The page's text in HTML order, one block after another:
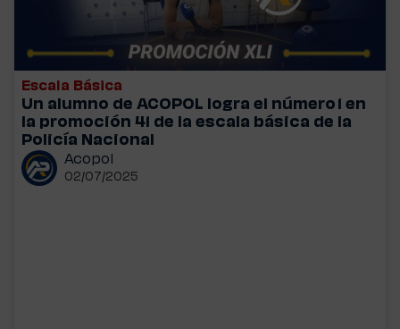
Escala Básica
Un alumno de ACOPOL logra el número 1 en
la promoción 41 de la escala básica de la
Policía Nacional
Acopol
02/07/2025